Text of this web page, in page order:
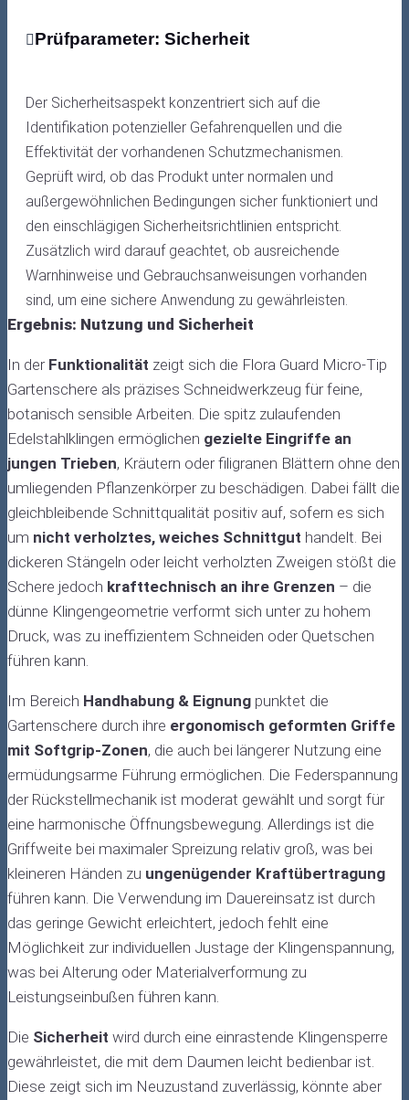
Prüfparameter: Sicherheit
Der Sicherheitsaspekt konzentriert sich auf die
Identifikation potenzieller Gefahrenquellen und die
Effektivität der vorhandenen Schutzmechanismen.
Geprüft wird, ob das Produkt unter normalen und
außergewöhnlichen Bedingungen sicher funktioniert und
den einschlägigen Sicherheitsrichtlinien entspricht.
Zusätzlich wird darauf geachtet, ob ausreichende
Warnhinweise und Gebrauchsanweisungen vorhanden
sind, um eine sichere Anwendung zu gewährleisten.
Ergebnis: Nutzung und Sicherheit
In der Funktionalität zeigt sich die Flora Guard Micro-Tip
Gartenschere als präzises Schneidwerkzeug für feine,
botanisch sensible Arbeiten. Die spitz zulaufenden
Edelstahlklingen ermöglichen gezielte Eingriffe an
jungen Trieben, Kräutern oder filigranen Blättern ohne den
umliegenden Pflanzenkörper zu beschädigen. Dabei fällt die
gleichbleibende Schnittqualität positiv auf, sofern es sich
um nicht verholztes, weiches Schnittgut handelt. Bei
dickeren Stängeln oder leicht verholzten Zweigen stößt die
Schere jedoch krafttechnisch an ihre Grenzen – die
dünne Klingengeometrie verformt sich unter zu hohem
Druck, was zu ineffizientem Schneiden oder Quetschen
führen kann.
Im Bereich Handhabung & Eignung punktet die
Gartenschere durch ihre ergonomisch geformten Griffe
mit Softgrip-Zonen, die auch bei längerer Nutzung eine
ermüdungsarme Führung ermöglichen. Die Federspannung
der Rückstellmechanik ist moderat gewählt und sorgt für
eine harmonische Öffnungsbewegung. Allerdings ist die
Griffweite bei maximaler Spreizung relativ groß, was bei
kleineren Händen zu ungenügender Kraftübertragung
führen kann. Die Verwendung im Dauereinsatz ist durch
das geringe Gewicht erleichtert, jedoch fehlt eine
Möglichkeit zur individuellen Justage der Klingenspannung,
was bei Alterung oder Materialverformung zu
Leistungseinbußen führen kann.
Die Sicherheit wird durch eine einrastende Klingensperre
gewährleistet, die mit dem Daumen leicht bedienbar ist.
Diese zeigt sich im Neuzustand zuverlässig, könnte aber